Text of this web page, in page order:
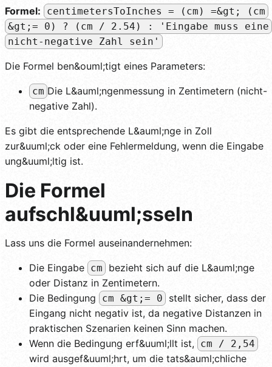
Formel:
centimetersToInches = (cm) =&gt; (cm
&gt;= 0) ? (cm / 2.54) : 'Eingabe muss eine
nicht-negative Zahl sein'
Die Formel ben&ouml;tigt eines Parameters:
cm Die L&auml;ngenmessung in Zentimetern (nicht-
negative Zahl).
Es gibt die entsprechende L&auml;nge in Zoll
zur&uuml;ck oder eine Fehlermeldung, wenn die Eingabe
ung&uuml;ltig ist.
Die Formel
aufschl&uuml;sseln
Lass uns die Formel auseinandernehmen:
Die Eingabe cm
bezieht sich auf die L&auml;nge
oder Distanz in Zentimetern.
Die Bedingung
cm &gt;= 0
stellt sicher, dass der
Eingang nicht negativ ist, da negative Distanzen in
praktischen Szenarien keinen Sinn machen.
Wenn die Bedingung erf&uuml;llt ist, cm / 2,54
wird ausgef&uuml;hrt, um die tats&auml;chliche